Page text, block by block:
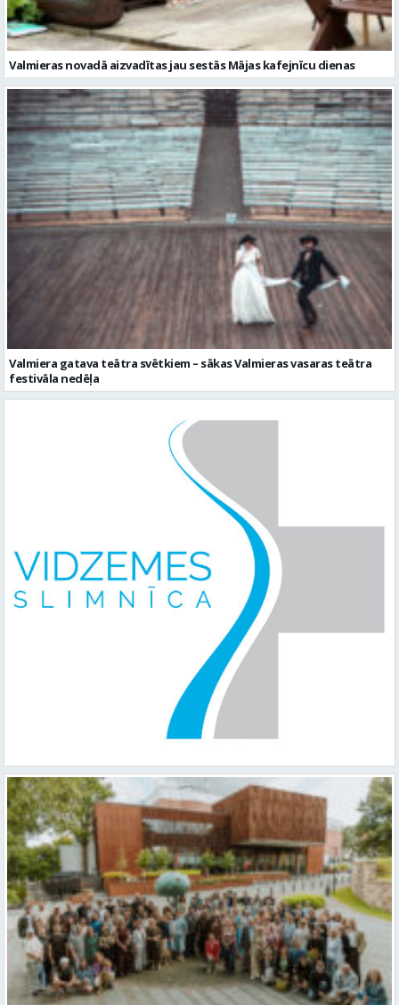
Valmieras novadā aizvadītas jau sestās Mājas kafejnīcu dienas
Valmiera gatava teātra svētkiem – sākas Valmieras vasaras teātra
festivāla nedēļa